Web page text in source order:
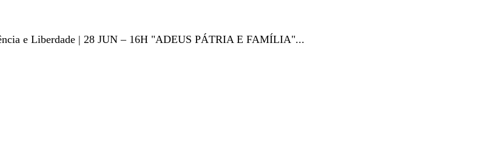
e Liberdade | 28 JUN – 16H "ADEUS PÁTRIA E FAMÍLIA"...